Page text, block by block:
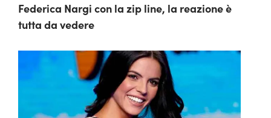
Federica Nargi con la zip line, la reazione è
tutta da vedere